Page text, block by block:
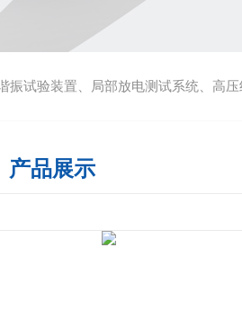
振试验装置、局部放电测试系统、高压
产品展示